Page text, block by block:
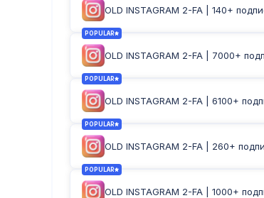
OLD INSTAGRAM 2-FA | 140+
POPULAR
OLD INSTAGRAM 2-FA | 7000+
POPULAR
OLD INSTAGRAM 2-FA | 6100+
POPULAR
OLD INSTAGRAM 2-FA | 260+
POPULAR
OLD INSTAGRAM 2-FA | 1000+